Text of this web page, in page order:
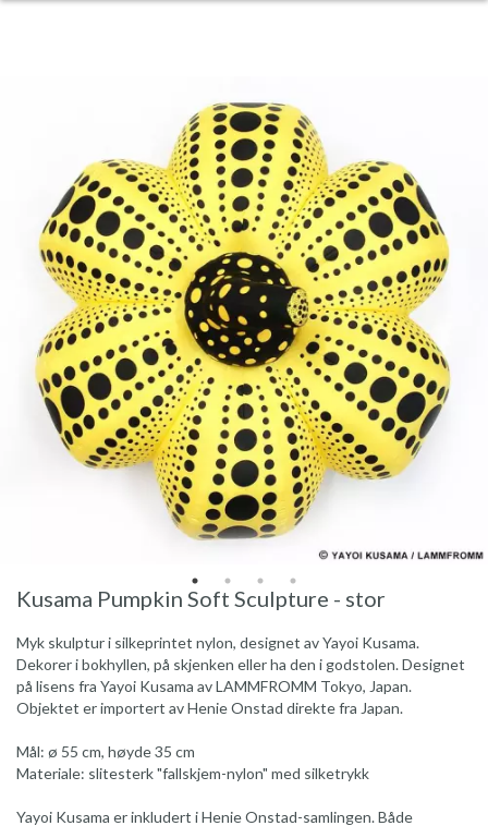
Kusama Pumpkin Soft Sculpture - stor
Myk skulptur i silkeprintet nylon, designet av Yayoi Kusama.
Dekorer i bokhyllen, på skjenken eller ha den i godstolen. Designet
på lisens fra Yayoi Kusama av LAMMFROMM Tokyo, Japan.
Objektet er importert av Henie Onstad direkte fra Japan.
Mål: ø 55 cm, høyde 35 cm
Materiale: slitesterk "fallskjem-nylon" med silketrykk
Yayoi Kusama er inkludert i Henie Onstad-samlingen. Både